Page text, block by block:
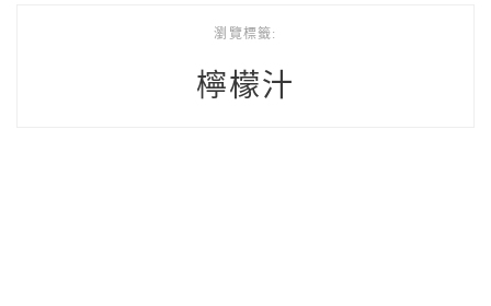
瀏覽標籤:
檸檬汁